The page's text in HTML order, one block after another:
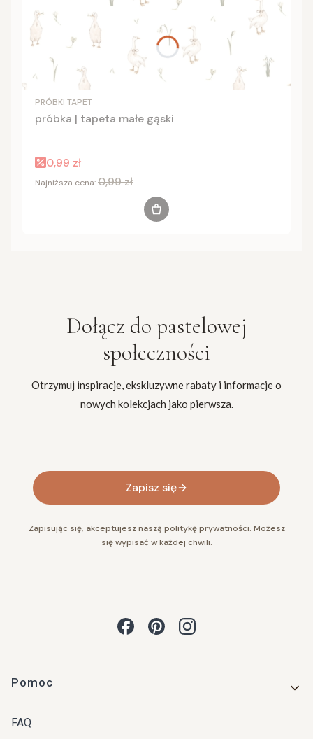
PRÓBKI TAPET
próbka | tapeta małe gąski
Cena promocyjna
0,99 zł
Najniższa cena:0,99 zł
Do koszyka
Dołącz do pastelowej
społeczności
Otrzymuj inspiracje, ekskluzywne rabaty i informacje o
nowych kolekcjach jako pierwsza.
Zapisz się
Zapisując się, akceptujesz naszą politykę prywatności. Możesz
się wypisać w każdej chwili.
Linki w stopce
Pomoc
FAQ